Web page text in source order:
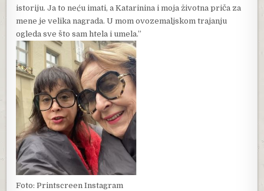
istoriju. Ja to neću imati, a Katarinina i moja životna priča za
mene je velika nagrada. U mom ovozemaljskom trajanju
ogleda sve što sam htela i umela.”
Foto: Printscreen Instagram